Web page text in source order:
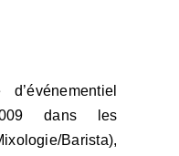
dans les
Barista),